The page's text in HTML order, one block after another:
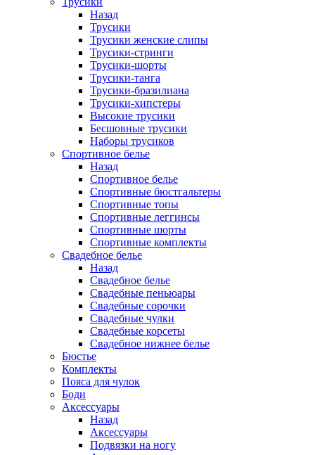
Назад
Трусики
Трусики женские слипы
Трусики-стринги
Трусики-шорты
Трусики-танга
Трусики-бразилиана
Трусики-хипстеры
Высокие трусики
Бесшовные трусики
Наборы трусиков
Спортивное белье
Назад
Спортивное белье
Спортивные бюстгальтеры
Спортивные топы
Спортивные леггинсы
Спортивные шорты
Спортивные комплекты
Свадебное белье
Назад
Свадебное белье
Свадебные пеньюары
Свадебные сорочки
Свадебные чулки
Свадебные корсеты
Свадебное нижнее белье
Бюстье
Комплекты
Пояса для чулок
Боди
Аксессуары
Назад
Аксессуары
Подвязки на ногу